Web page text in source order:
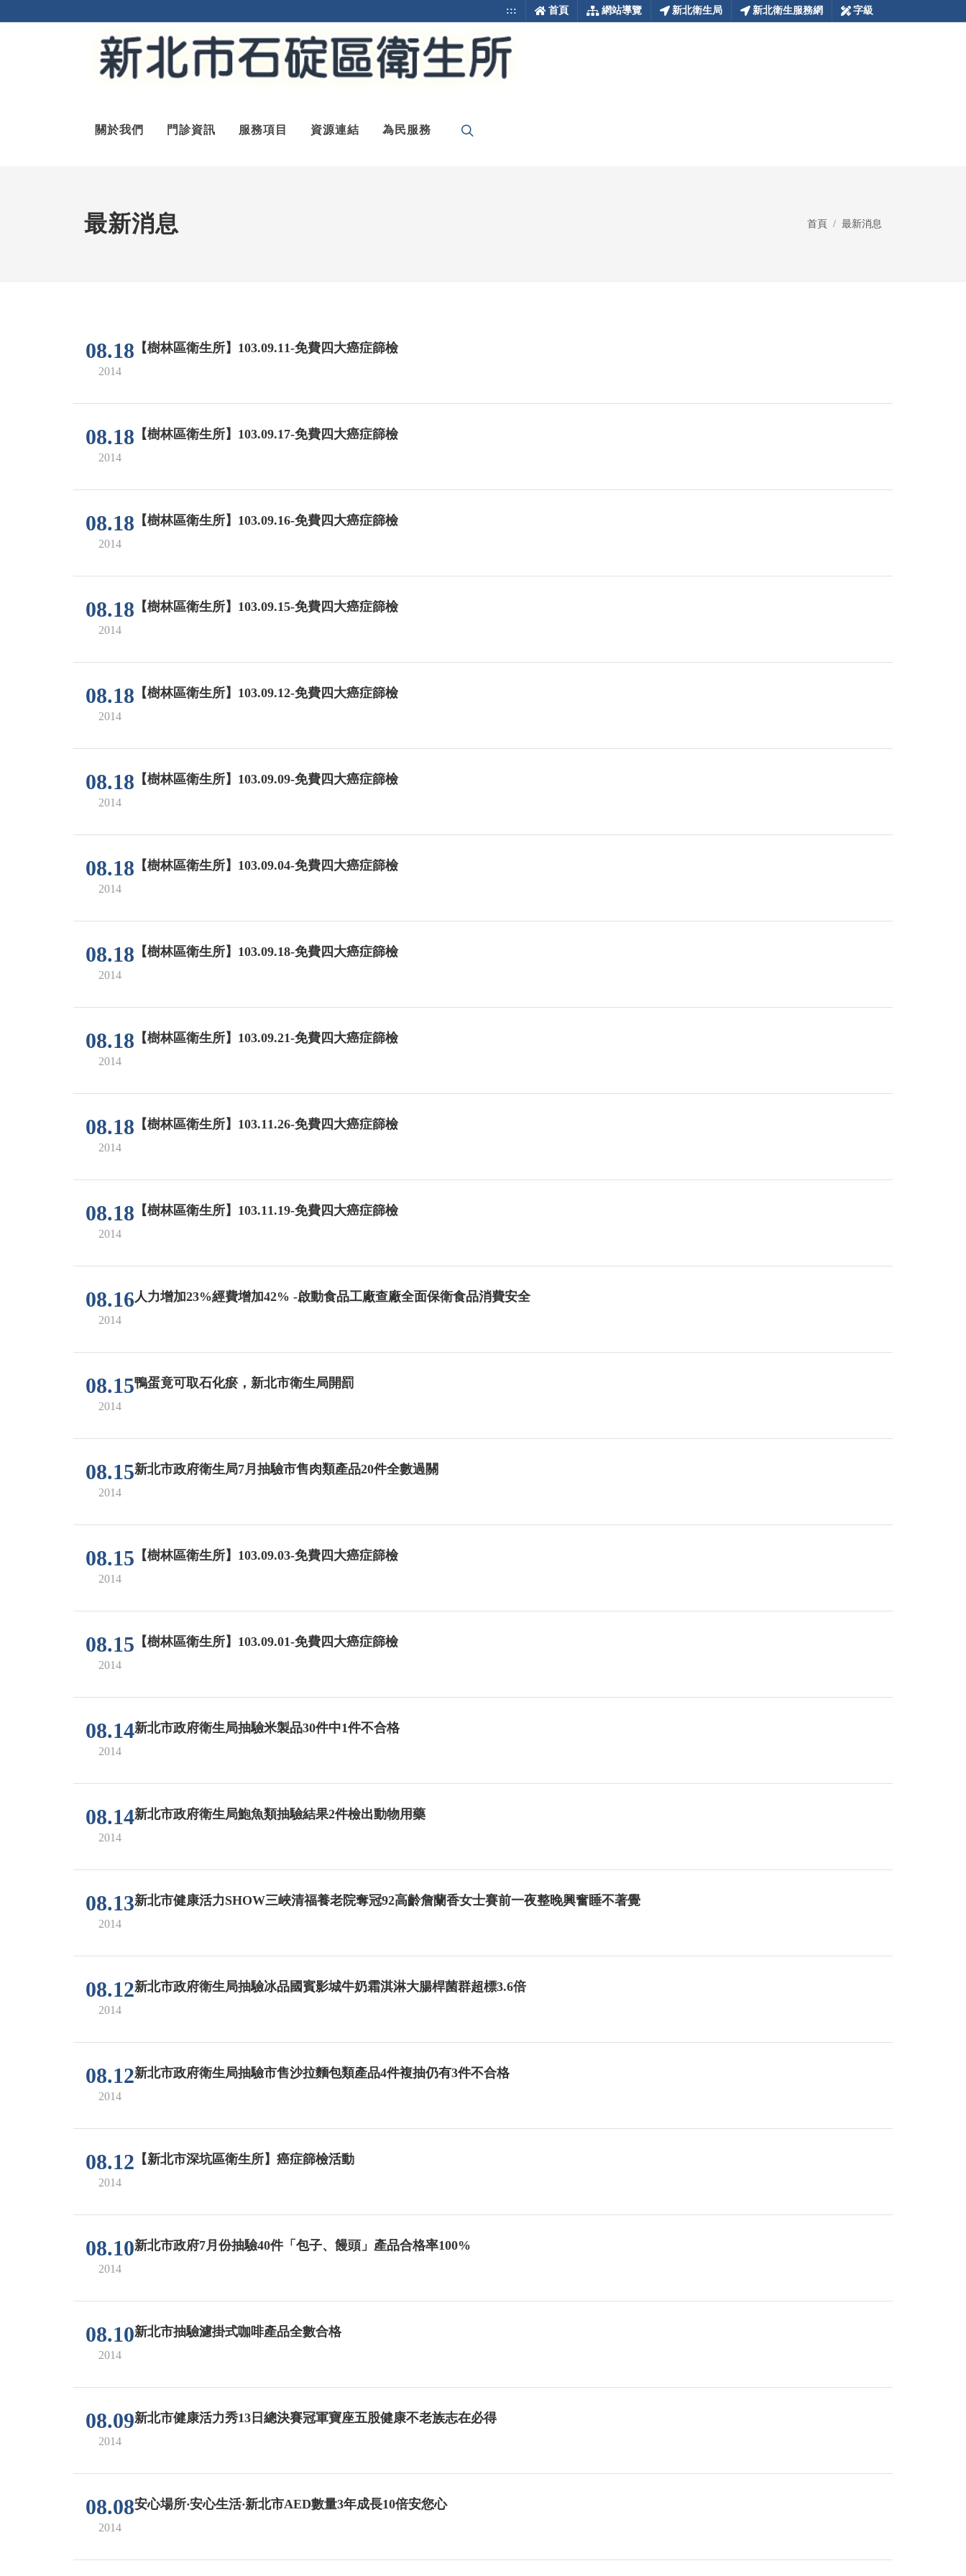
::: 首頁 網站導覽 新北衛生局 新北衛生服務網 字級
關於我們 門診資訊 服務項目 資源連結 為民服務
最新消息 首頁 最新消息
08.18
2014
【樹林區衛生所】103.09.11-免費四大癌症篩檢
08.18
2014
【樹林區衛生所】103.09.17-免費四大癌症篩檢
08.18
2014
【樹林區衛生所】103.09.16-免費四大癌症篩檢
08.18
2014
【樹林區衛生所】103.09.15-免費四大癌症篩檢
08.18
2014
【樹林區衛生所】103.09.12-免費四大癌症篩檢
08.18
2014
【樹林區衛生所】103.09.09-免費四大癌症篩檢
08.18
2014
【樹林區衛生所】103.09.04-免費四大癌症篩檢
08.18
2014
【樹林區衛生所】103.09.18-免費四大癌症篩檢
08.18
2014
【樹林區衛生所】103.09.21-免費四大癌症篩檢
08.18
2014
【樹林區衛生所】103.11.26-免費四大癌症篩檢
08.18
2014
【樹林區衛生所】103.11.19-免費四大癌症篩檢
08.16
2014
人力增加23%經費增加42% -啟動食品工廠查廠全面保衛食品消費安全
08.15
2014
鴨蛋竟可取石化瘀，新北市衛生局開罰
08.15
2014
新北市政府衛生局7月抽驗市售肉類產品20件全數過關
08.15
2014
【樹林區衛生所】103.09.03-免費四大癌症篩檢
08.15
2014
【樹林區衛生所】103.09.01-免費四大癌症篩檢
08.14
2014
新北市政府衛生局抽驗米製品30件中1件不合格
08.14
2014
新北市政府衛生局鮑魚類抽驗結果2件檢出動物用藥
08.13
2014
新北市健康活力SHOW三峽清福養老院奪冠92高齡詹蘭香女士賽前一夜整晚興奮睡不著覺
08.12
2014
新北市政府衛生局抽驗冰品國賓影城牛奶霜淇淋大腸桿菌群超標3.6倍
08.12
2014
新北市政府衛生局抽驗市售沙拉麵包類產品4件複抽仍有3件不合格
08.12
2014
【新北市深坑區衛生所】癌症篩檢活動
08.10
2014
新北市政府7月份抽驗40件「包子、饅頭」產品合格率100%
08.10
2014
新北市抽驗濾掛式咖啡產品全數合格
08.09
2014
新北市健康活力秀13日總決賽冠軍寶座五股健康不老族志在必得
08.08
2014
安心場所‧安心生活‧新北市AED數量3年成長10倍安您心